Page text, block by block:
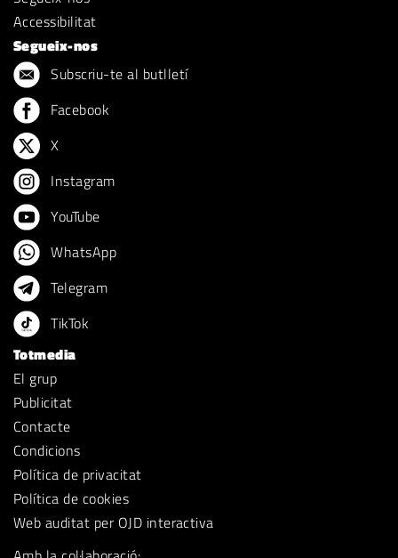
Accessibilitat
Segueix-nos
Subscriu-te al butlletí
Facebook
X
Instagram
YouTube
WhatsApp
Telegram
TikTok
Totmedia
El grup
Publicitat
Contacte
Condicions
Política de privacitat
Política de cookies
Web auditat per OJD interactiva